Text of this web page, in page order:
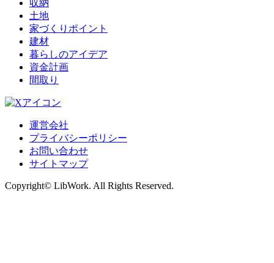
収納
土地
家づくりポイント
建材
暮らしのアイデア
資金計画
間取り
運営会社
プライバシーポリシー
お問い合わせ
サイトマップ
Copyright© LibWork. All Rights Reserved.